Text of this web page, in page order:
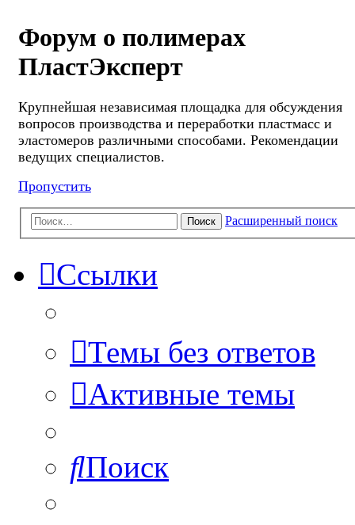
Форум о полимерах
ПластЭксперт
Крупнейшая независимая площадка для обсуждения
вопросов производства и переработки пластмасс и
эластомеров различными способами. Рекомендации
ведущих специалистов.
Пропустить
Поиск Расширенный поиск
Ссылки
Темы без ответов
Активные темы
Поиск